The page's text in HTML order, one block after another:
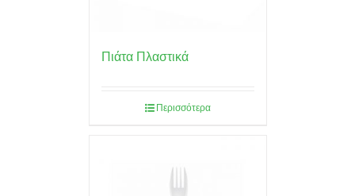
Πιάτα Πλαστικά
Περισσότερα